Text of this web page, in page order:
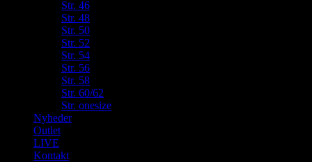
Str. 46
Str. 48
Str. 50
Str. 52
Str. 54
Str. 56
Str. 58
Str. 60/62
Str. onesize
Nyheder
Outlet
LIVE
Kontakt